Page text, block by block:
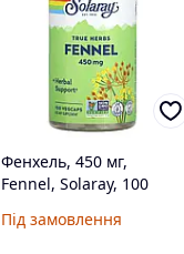
Фенхель, 450 мг,
Fennel, Solaray, 100
Під замовлення